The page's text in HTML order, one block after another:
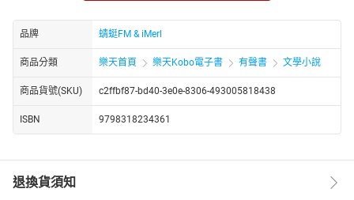
力量强迫穿上了一袭鲜艳的红嫁衣，手里紧握着一只白灯笼，被指
引着给宿舍后面窗边的那些野花磕头。那一刻，我仿佛听到了低沉
的呜咽声，来自那些野花之中，又似来自更深的黑暗。
磕完头后，我并未能逃脱这诡异的仪式。花藤蔓如同有生命一般，
紧紧缠绕住我的身体，将我束缚得动弹不得。那一刻，我意识到，
自己竟然被迫嫁给了山村中的老尸！恐惧与绝望交织在我心中，我
该如何挣脱这恐怖的命运，揭开背后的真相，成为我生存下去的唯
http://www.youtube.com/channel/UC2yhCURng4uUj_phEqZwKig/
品牌 蜻蜓FM & iMerl
商品分類 樂天首頁 樂天Kobo電子書 有聲書 文學小說
商品貨號(SKU) c2ffbf87-bd40-3e0e-8306-493005818438
ISBN 9798318234361
退換貨須知